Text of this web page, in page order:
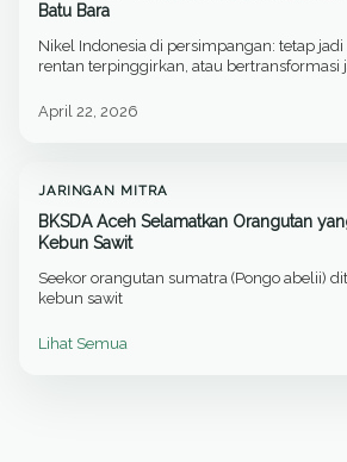
Batu Bara
Nikel Indonesia di persimpangan: tetap
rentan terpinggirkan, atau bertransformasi
April 22, 2026
JARINGAN MITRA
BKSDA Aceh Selamatkan Orangutan
Kebun Sawit
Seekor orangutan sumatra (Pongo abelii)
kebun sawit
Lihat Semua